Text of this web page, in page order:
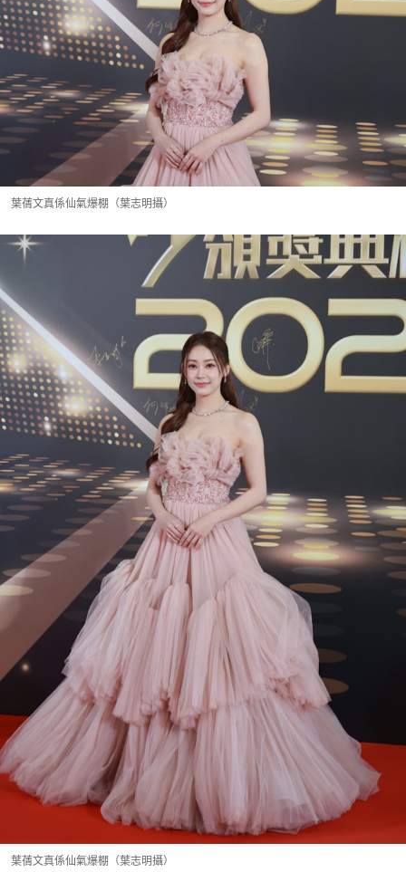
葉蒨文真係仙氣爆棚（葉志明攝）
葉蒨文真係仙氣爆棚（葉志明攝）